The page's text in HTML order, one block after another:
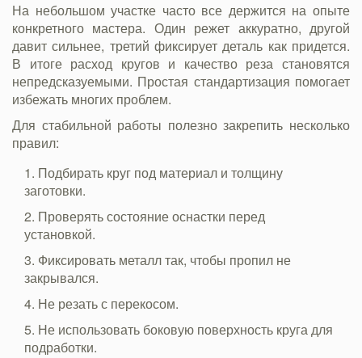
На небольшом участке часто все держится на опыте
конкретного мастера. Один режет аккуратно, другой
давит сильнее, третий фиксирует деталь как придется.
В итоге расход кругов и качество реза становятся
непредсказуемыми. Простая стандартизация помогает
избежать многих проблем.
Для стабильной работы полезно закрепить несколько
правил:
Подбирать круг под материал и толщину
заготовки.
Проверять состояние оснастки перед
установкой.
Фиксировать металл так, чтобы пропил не
закрывался.
Не резать с перекосом.
Не использовать боковую поверхность круга для
подработки.